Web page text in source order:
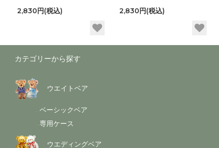
2,830円(税込) 2,830円(税込)
カテゴリーから探す
ウエイトベア
- ベーシックベア
- 専用ケース
ウエディングベア